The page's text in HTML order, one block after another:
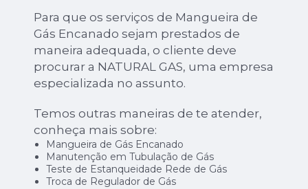
Para que os serviços de Mangueira de
Gás Encanado sejam prestados de
maneira adequada, o cliente deve
procurar a NATURAL GAS, uma empresa
especializada no assunto.
Temos outras maneiras de te atender,
conheça mais sobre:
Mangueira de Gás Encanado
Manutenção em Tubulação de Gás
Teste de Estanqueidade Rede de Gás
Troca de Regulador de Gás